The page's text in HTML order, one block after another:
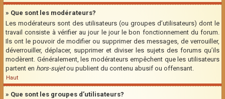
» Que sont les modérateurs?
Les modérateurs sont des utilisateurs (ou groupes d’utilisateurs) dont le
travail consiste à vérifier au jour le jour le bon fonctionnement du forum.
Ils ont le pouvoir de modifier ou supprimer des messages, de verrouiller,
déverrouiller, déplacer, supprimer et diviser les sujets des forums qu’ils
modèrent. Généralement, les modérateurs empêchent que les utilisateurs
partent en hors-sujetou publient du contenu abusif ou offensant.
Haut
» Que sont les groupes d’utilisateurs?